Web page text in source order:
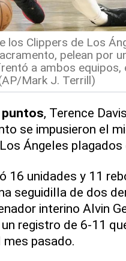
los Clippers de Los
pelean por
a ambos equipos,
Mark J. Terrill)
puntos, Terence
se impusieron el
Ángeles plagados
16 unidades y 11
seguidilla de dos
interino Alvin
registro de 6-11
pasado.